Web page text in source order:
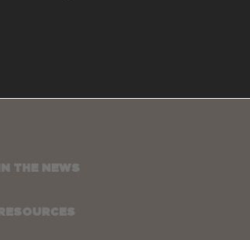
IN THE NEWS
RESOURCES